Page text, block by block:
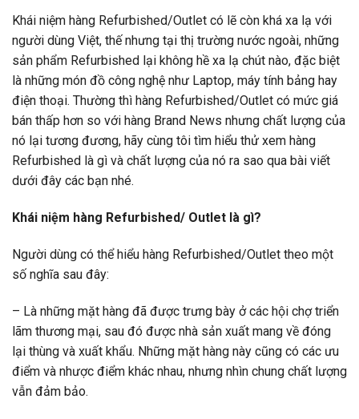
Khái niệm hàng Refurbished/Outlet có lẽ còn khá xa lạ với
người dùng Việt, thế nhưng tại thị trường nước ngoài, những
sản phẩm Refurbished lại không hề xa lạ chút nào, đặc biệt
là những món đồ công nghệ như Laptop, máy tính bảng hay
điện thoại. Thường thì hàng Refurbished/Outlet có mức giá
bán thấp hơn so với hàng Brand News nhưng chất lượng của
nó lại tương đương, hãy cùng tôi tìm hiểu thử xem hàng
Refurbished là gì và chất lượng của nó ra sao qua bài viết
dưới đây các bạn nhé.
Khái niệm hàng Refurbished/ Outlet là gì?
Người dùng có thể hiểu hàng Refurbished/Outlet theo một
số nghĩa sau đây:
– Là những mặt hàng đã được trưng bày ở các hội chợ triển
lãm thương mại, sau đó được nhà sản xuất mang về đóng
lại thùng và xuất khẩu. Những mặt hàng này cũng có các ưu
điểm và nhược điểm khác nhau, nhưng nhìn chung chất lượng
vẫn đảm bảo.